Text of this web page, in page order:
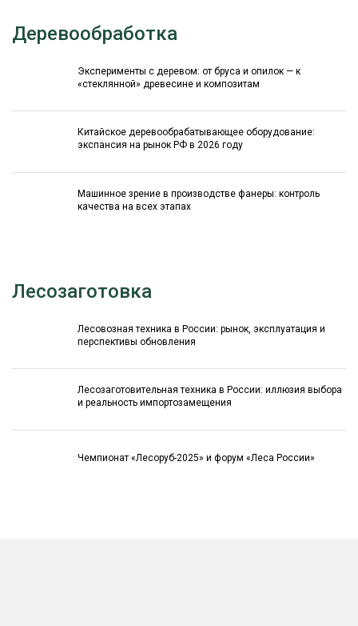
Деревообработка
Эксперименты с деревом: от бруса и опилок — к
«стеклянной» древесине и композитам
Китайское деревообрабатывающее оборудование:
экспансия на рынок РФ в 2026 году
Машинное зрение в производстве фанеры: контроль
качества на всех этапах
Лесозаготовка
Лесовозная техника в России: рынок, эксплуатация и
перспективы обновления
Лесозаготовительная техника в России: иллюзия выбора
и реальность импортозамещения
Чемпионат «Лесоруб-2025» и форум «Леса России»